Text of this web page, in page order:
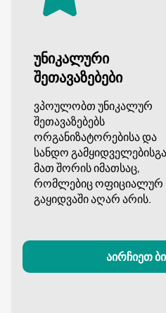
გადახდა ხდება ონლაინ.
ადგილების შერჩევა
ონლაინ გადახდა
ბილეთების
არ გამოტოვოთ Mystery
"ბონდის ხმა: 007-ისადმი
Factory Studio-ში.
უნიკალური
შეთავაზებები
ვპოულობთ უნიკალურ
შეთავაზებებს
ორგანიზატორებისა და
სანდო
მათ შორის იმათსაც,
რომლებიც ოფიციალურ
გაყიდვაში აღარ არის.
აირჩიეთ